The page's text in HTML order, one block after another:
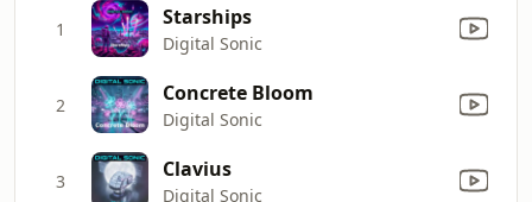
1 Starships
Digital Sonic
2 Concrete Bloom
Digital Sonic
3 Clavius
Digital Sonic